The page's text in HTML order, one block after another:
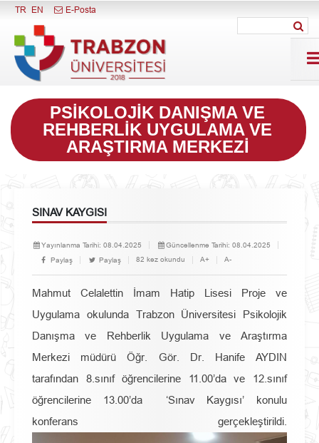
Menüyü Kapat
TR EN E-Posta
PSIKOLOJIK DANIŞMA VE
REHBERLIK UYGULAMA VE
ARAŞTIRMA MERKEZI
SINAV KAYGISI
Yayınlanma Tarihi: 08.04.2025 Güncellenme Tarihi: 08.04.2025
Paylaş
Paylaş 82 kez okundu A+ A-
Mahmut Celalettin İmam Hatip Lisesi Proje ve
Uygulama okulunda Trabzon Üniversitesi Psikolojik
Danışma ve Rehberlik Uygulama ve Araştırma
Merkezi müdürü Öğr. Gör. Dr. Hanife AYDIN
tarafından 8.sınıf öğrencilerine 11.00’da ve 12.sınıf
öğrencilerine 13.00’da ‘Sınav Kaygısı’ konulu
konferans gerçekleştirildi.